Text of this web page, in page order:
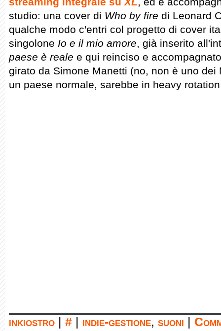
studio: una cover di Who by fire di Leonard
qualche modo c'entri col progetto di cover
singolone Io e il mio amore, già inserito
paese è reale e qui reinciso e
girato da Simone Manetti (no, non è uno
un paese normale, sarebbe in heavy
inkiostro # indie-gestione, suoni